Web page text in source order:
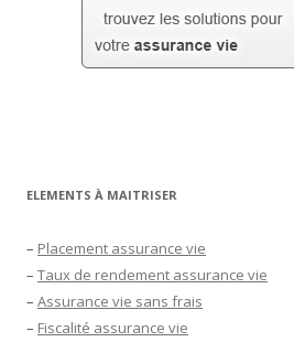
ELEMENTS À MAITRISER
– Placement assurance vie
– Taux de rendement assurance vie
– Assurance vie sans frais
– Fiscalité assurance vie